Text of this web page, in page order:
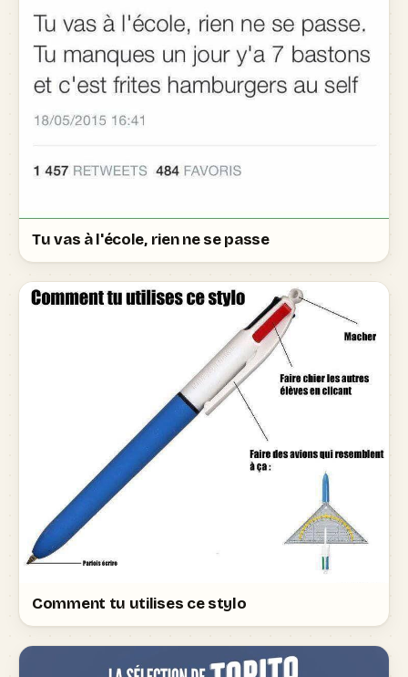
Tu vas à l'école, rien ne se passe
Comment tu utilises ce stylo